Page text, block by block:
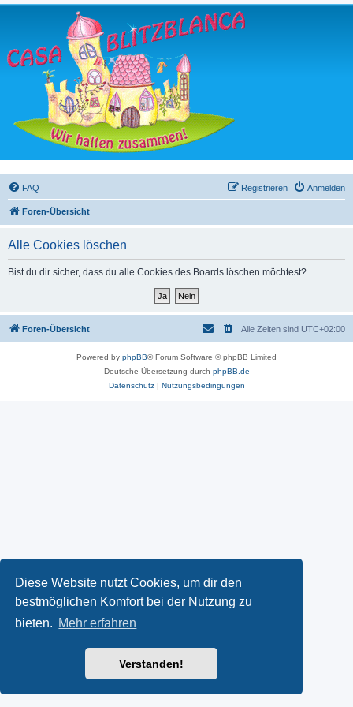
Diese Website nutzt Cookies, um dir den
bestmöglichen Komfort bei der Nutzung zu
bieten. Mehr erfahren
Verstanden!
FAQ Anmelden
Registrieren
Foren-Übersicht
Alle Cookies löschen
Bist du dir sicher, dass du alle Cookies des Boards löschen möchtest?
Foren-Übersicht Alle Zeiten sind UTC+02:00
Powered by phpBB® Forum Software © phpBB Limited
Deutsche Übersetzung durch phpBB.de
Datenschutz| Nutzungsbedingungen